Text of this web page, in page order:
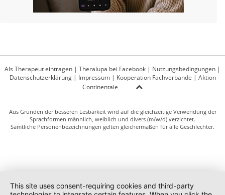
Als Therapeut eintragen | Theralupa bei Facebook | Nutzungsbedingungen |
Datenschutzerklärung| Impressum| Kooperation Fachverbände | Aktion
Continentale
Aus Gründen der besseren Lesbarkeit wird auf die gleichzeitige Verwendung der
Sprachformen männlich, weiblich und divers (m/w/d) verzichtet.
Sämtliche Personenbezeichnungen gelten gleichermaßen für alle Geschlechter.
This site uses consent-requiring cookies and third-party